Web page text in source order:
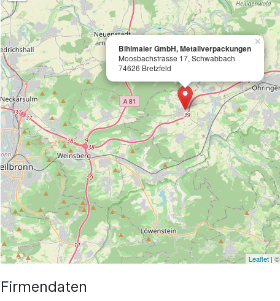
Bihlmaier GmbH, Metallverpackungen
Moosbachstrasse 17, Schwabbach
74626 Bretzfeld
×
Leaflet| ©
Firmendaten